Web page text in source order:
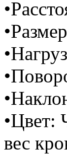
•Цвет:
вес